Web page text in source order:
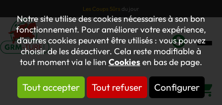
Notre site utilise des cookies nécessaires à son bon
fonctionnement. Pour améliorer votre expérience,
d’autres cookies peuvent être utilisés : vous pouvez
choisir de les désactiver. Cela reste modifiable à
tout moment via le lien Cookiesen bas de page.
Tout accepter Tout refuser Configurer
Les Coups Sûrs du jour
Mon
compte